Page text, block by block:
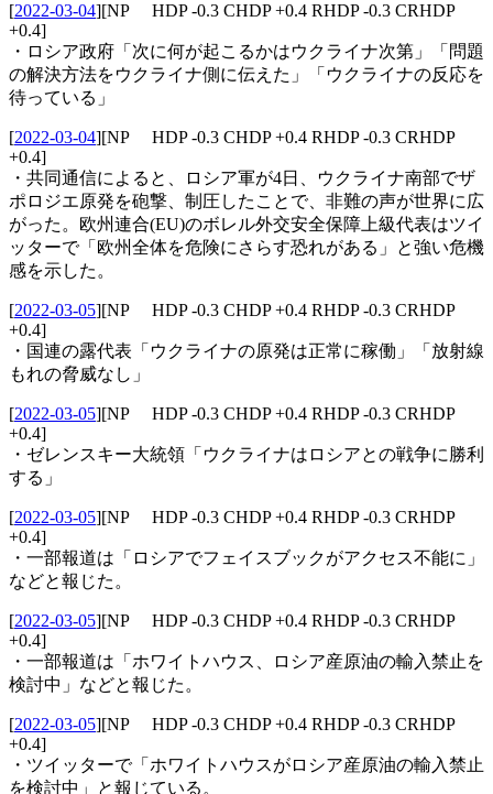
[2022-03-04][NP HDP -0.3 CHDP +0.4 RHDP -0.3 CRHDP
+0.4]
・ロシア政府「次に何が起こるかはウクライナ次第」「問題
の解決方法をウクライナ側に伝えた」「ウクライナの反応を
待っている」
[2022-03-04][NP HDP -0.3 CHDP +0.4 RHDP -0.3 CRHDP
+0.4]
・共同通信によると、ロシア軍が4日、ウクライナ南部でザ
ポロジエ原発を砲撃、制圧したことで、非難の声が世界に広
がった。欧州連合(EU)のボレル外交安全保障上級代表はツイ
ッターで「欧州全体を危険にさらす恐れがある」と強い危機
感を示した。
[2022-03-05][NP HDP -0.3 CHDP +0.4 RHDP -0.3 CRHDP
+0.4]
・国連の露代表「ウクライナの原発は正常に稼働」「放射線
もれの脅威なし」
[2022-03-05][NP HDP -0.3 CHDP +0.4 RHDP -0.3 CRHDP
+0.4]
・ゼレンスキー大統領「ウクライナはロシアとの戦争に勝利
する」
[2022-03-05][NP HDP -0.3 CHDP +0.4 RHDP -0.3 CRHDP
+0.4]
・一部報道は「ロシアでフェイスブックがアクセス不能に」
などと報じた。
[2022-03-05][NP HDP -0.3 CHDP +0.4 RHDP -0.3 CRHDP
+0.4]
・一部報道は「ホワイトハウス、ロシア産原油の輸入禁止を
検討中」などと報じた。
[2022-03-05][NP HDP -0.3 CHDP +0.4 RHDP -0.3 CRHDP
+0.4]
・ツイッターで「ホワイトハウスがロシア産原油の輸入禁止
を検討中」と報じている。